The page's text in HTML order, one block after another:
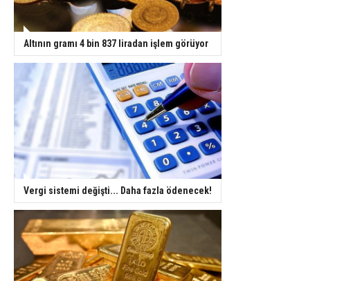
Altının gramı 4 bin 837 liradan işlem görüyor
Vergi sistemi değişti... Daha fazla ödenecek!